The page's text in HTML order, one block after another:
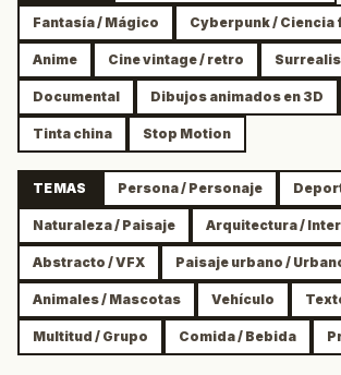
Fantasía / Mágico Cyberpunk / Ciencia
Anime Cine vintage / retro
Documental Dibujos animados en 3D
Tinta china Stop Motion
TEMAS Persona / Personaje
Naturaleza / Paisaje Arquitectura /
Abstracto / VFX Paisaje urbano /
Animales / Mascotas Vehículo
Multitud / Grupo Comida / Bebida